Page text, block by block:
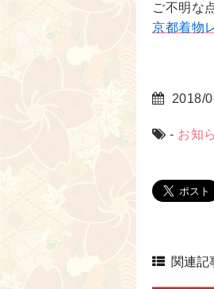
ご不明な
京都着物
2018/
- お知
関連記